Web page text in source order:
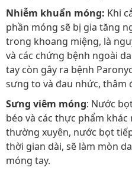
Nhiễm khuẩn móng: Khi
phần móng sẽ bị gia tăng
trong khoang miệng, là
và các chứng bệnh ngoài
tay còn gây ra bệnh
sưng to và đau nhức, thâm
Sưng viêm móng: Nước
béo và các thực phẩm
thường xuyên, nước bọt
thời gian dài, sẽ làm mòn
móng tay.